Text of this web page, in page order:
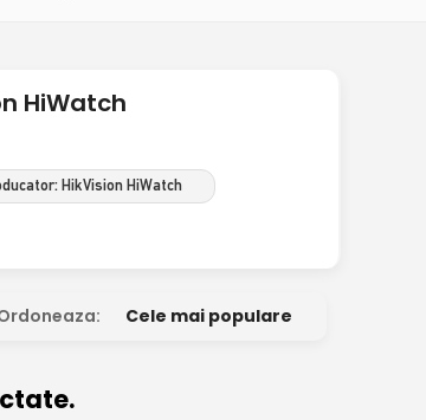
HiWatch
HikVision HiWatch
Cele mai populare